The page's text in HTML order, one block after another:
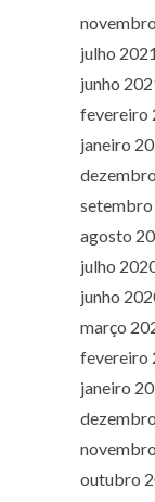
julho 2021
junho
fevereiro
janeiro
agosto
julho
junho
março
fevereiro
janeiro
outubro